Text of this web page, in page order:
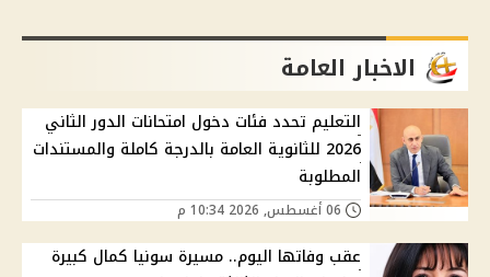
الاخبار العامة
التعليم تحدد فئات دخول امتحانات الدور الثاني
2026 للثانوية العامة بالدرجة كاملة والمستندات
المطلوبة
عقب وفاتها اليوم.. مسيرة سونيا كمال كبيرة